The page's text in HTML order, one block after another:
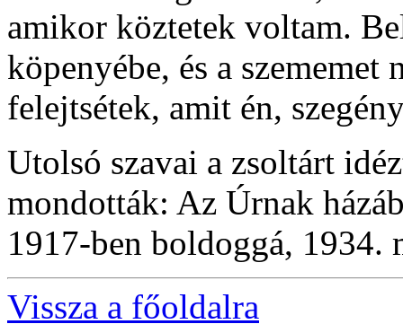
amikor köztetek voltam.
köpenyébe, és a
felejtsétek, amit én,
Utolsó szavai a zsoltárt
mondották: Az Úrnak
1917-ben boldoggá, 1934.
Vissza a főoldalra